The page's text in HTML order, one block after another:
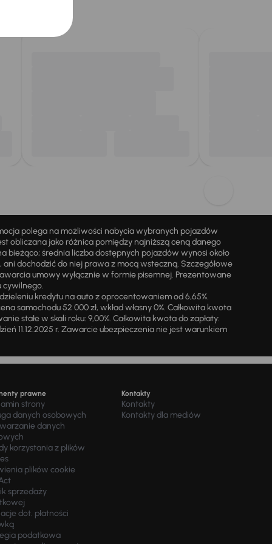
polega na możliwości nabycia wybranych pojazdów
obliczana jako różnica pomiędzy najniższą ceną danego
bieżąco; średnia liczba dostępnych pojazdów wynosi około
dochodzić do niej prawa z mocą wsteczną. Szczegółowe
umowy wyłącznie w formie pisemnej. Prezentowane
cywilnego.
kredytu na auto z oprocentowaniem od 6,65%.
samochodu 52 000 zł, wkład własny 0%. Całkowita kwota
stałe w skali roku: 9,00%. Całkowita kwota do zapłaty:
11.12.2025 r. Zawarcie ubezpieczenia nie jest warunkiem
prawne
strony
danych osobowych
danych
korzystania z plików
plików cookie
sprzedaży
dot. płatności
podatkowa
Kontakty
Kontakty
Kontakty dla mediów